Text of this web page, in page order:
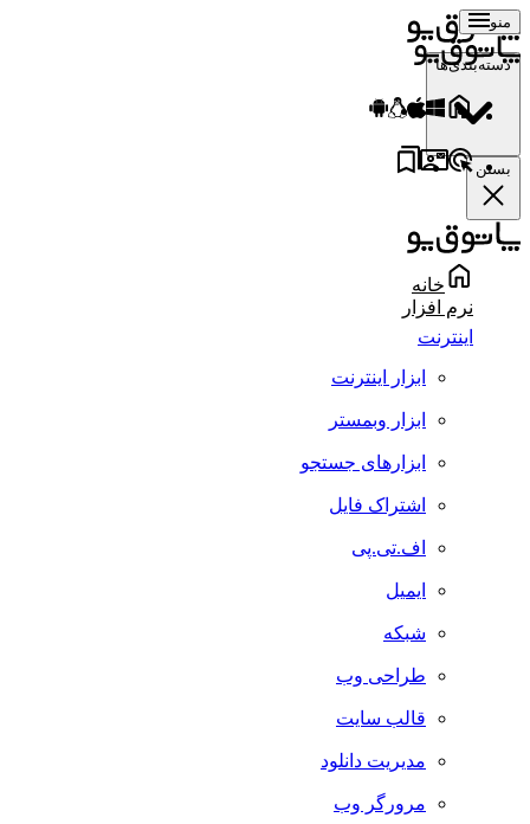
منو
دسته‌بندی‌ها
بستن
خانه
نرم افزار
اینترنت
ابزار اینترنت
ابزار وبمستر
ابزارهای جستجو
اشتراک فایل
اف.تی.پی
ایمیل
شبکه
طراحی وب
قالب سایت
مدیریت دانلود
مرورگر وب